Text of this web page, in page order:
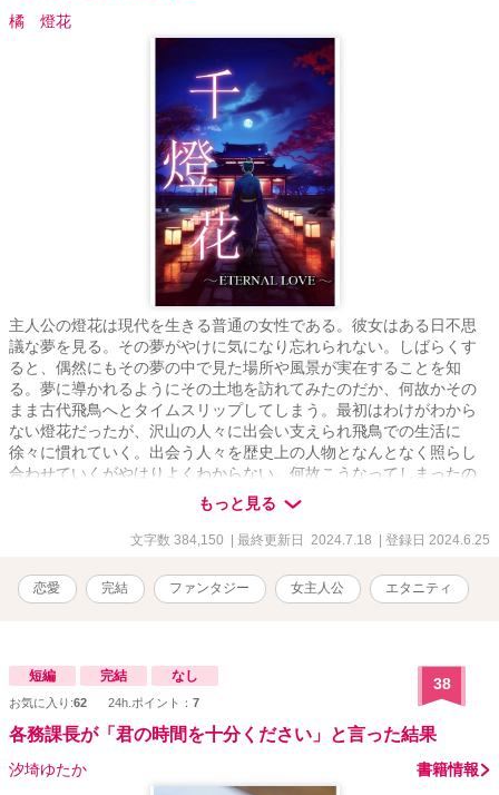
橘 燈花
主人公の燈花は現代を生きる普通の女性である。彼女はある日不思
議な夢を見る。その夢がやけに気になり忘れられない。しばらくす
ると、偶然にもその夢の中で見た場所や風景が実在することを知
る。夢に導かれるようにその土地を訪れてみたのだか、何故かその
まま古代飛鳥へとタイムスリップしてしまう。最初はわけがわから
ない燈花だったが、沢山の人々に出会い支えられ飛鳥での生活に
徐々に慣れていく。出会う人々を歴史上の人物となんとなく照らし
合わせていくがやはりよくわからない。何故こうなってしまったの
か疑問を抱きながらも飛鳥での生活を楽しみ、そして恋もしてい
く。少しずつ明らかになっていく答えに戸惑いながらも、運命に抗
い自分の愛を貫くと決意する。
もっと見る
文字数 384,150 | 最終更新日 2024.7.18 | 登録日 2024.6.25
恋愛 完結 ファンタジー 女主人公 エタニティ
短編 完結 なし
お気に入り:62 24h.ポイント： 7
38
各務課長が「君の時間を十分ください」と言った結果
汐埼ゆたか 書籍情報